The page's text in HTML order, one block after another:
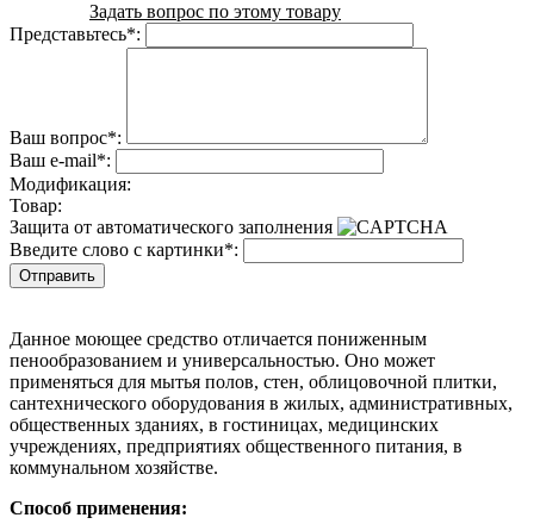
Задать вопрос по этому товару
Представьтесь*:
Ваш вопрос*:
Ваш e-mail*:
Модификация:
Товар:
Защита от автоматического заполнения
Введите слово с картинки*:
Данное моющее средство отличается пониженным
пенообразованием и универсальностью. Оно может
применяться для мытья полов, стен, облицовочной плитки,
сантехнического оборудования в жилых, административных,
общественных зданиях, в гостиницах, медицинских
учреждениях, предприятиях общественного питания, в
коммунальном хозяйстве.
Способ применения: